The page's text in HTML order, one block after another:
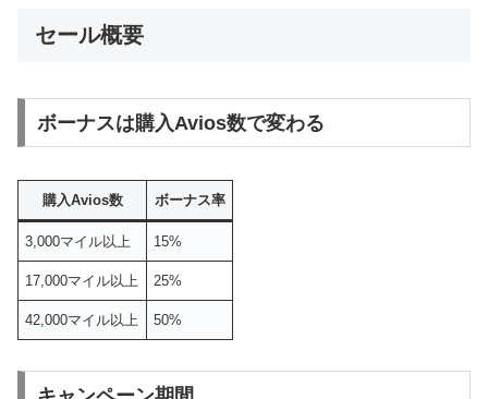
セール概要
ボーナスは購入Avios数で変わる
購入Avios数 ボーナス率
3,000マイル以上 15%
17,000マイル以上 25%
42,000マイル以上 50%